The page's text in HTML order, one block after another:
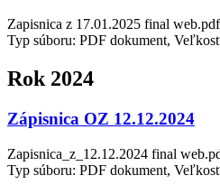
Zapisnica z 17.01.2025 final web.pdf
Typ súboru: PDF dokument,
Rok 2024
Zápisnica OZ 12.12.2024
Zapisnica_z_12.12.2024 final
Typ súboru: PDF dokument,